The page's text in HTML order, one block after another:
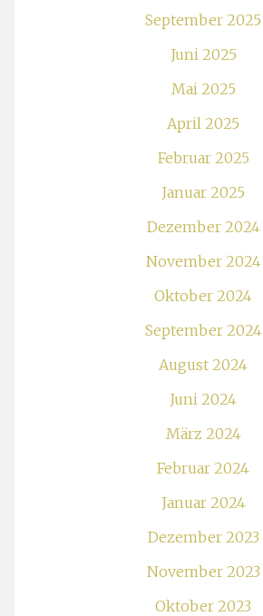
September 2025
Juni 2025
Mai 2025
April 2025
Februar 2025
Januar 2025
Dezember 2024
November 2024
Oktober 2024
September 2024
August 2024
Juni 2024
März 2024
Februar 2024
Januar 2024
Dezember 2023
November 2023
Oktober 2023